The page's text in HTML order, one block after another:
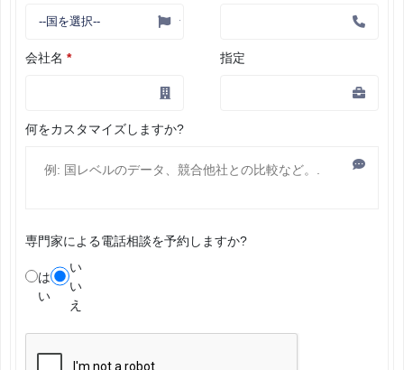
会社名 * 指定
何をカスタマイズしますか?
専門家による電話相談を予約しますか?
は
い
い
い
え